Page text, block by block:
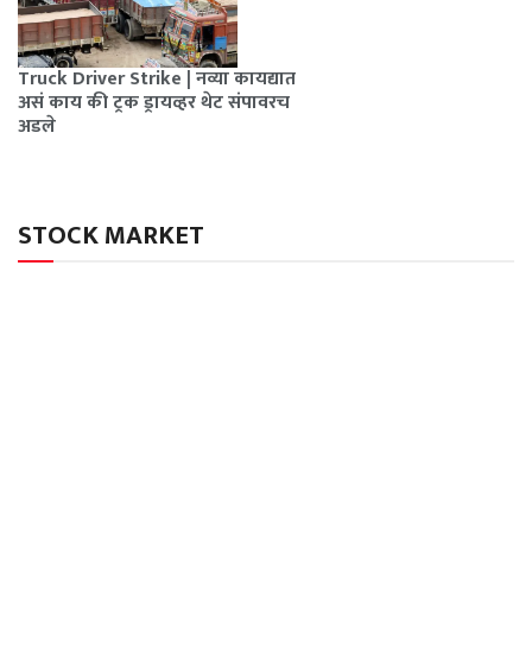
Truck Driver Strike | नव्या कायद्यात
असं काय की ट्रक ड्रायव्हर थेट संपावरच
अडले
STOCK MARKET